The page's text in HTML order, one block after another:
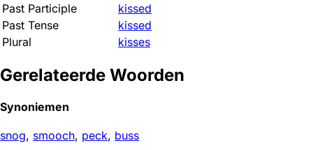
Past Participle
kissed
Past Tense
kissed
Plural
kisses
Gerelateerde Woorden
Synoniemen
snog, smooch, peck, buss